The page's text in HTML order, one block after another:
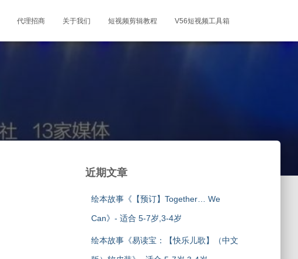
代理招商 关于我们 短视频剪辑教程 V56短视频工具箱
近期文章
绘本故事《【预订】Together… We
Can》- 适合 5-7岁,3-4岁
绘本故事《易读宝：【快乐儿歌】（中文